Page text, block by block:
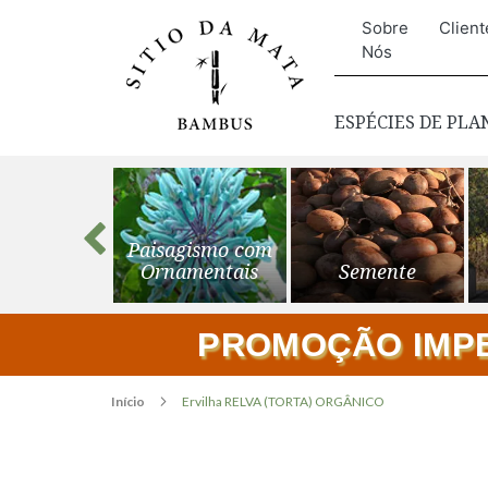
Sobre
Nós
ESPÉCIES DE
Paisagismo com
Ornamentais
Semente
PROMOÇÃO
Início Ervilha RELVA (TORTA) ORGÂNICO